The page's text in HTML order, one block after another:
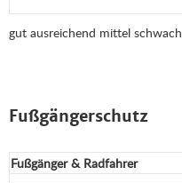
gut ausreichend mittel schwach
Fußgängerschutz
Fußgänger & Radfahrer